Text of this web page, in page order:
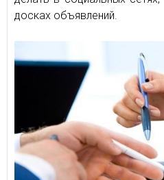
досках объявлений.